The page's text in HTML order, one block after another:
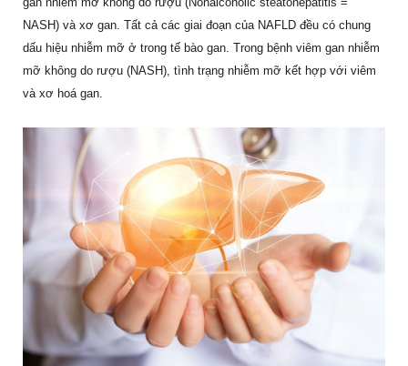
NASH) và xơ gan. Tất cả các giai đoạn của NAFLD đều có chung
dấu hiệu nhiễm mỡ ở trong tế bào gan. Trong bệnh viêm gan nhiễm
mỡ không do rượu (NASH), tình trạng nhiễm mỡ kết hợp với viêm
và xơ hoá gan.